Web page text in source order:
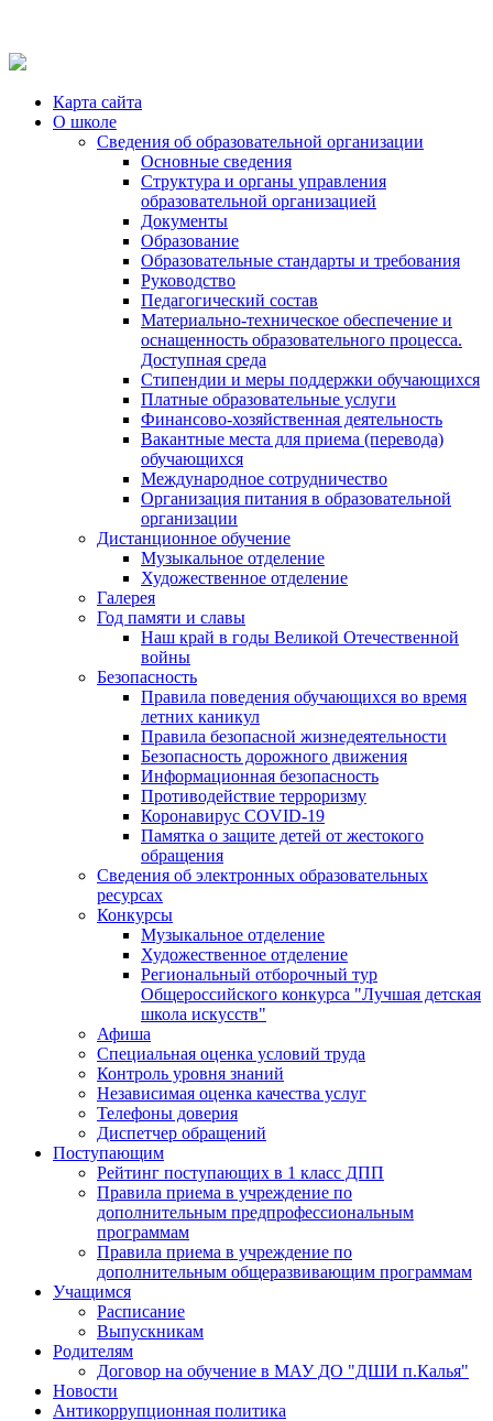
Карта сайта
О школе
Сведения об образовательной организации
Основные сведения
Структура и органы управления
образовательной организацией
Документы
Образование
Образовательные стандарты и требования
Руководство
Педагогический состав
Материально-техническое обеспечение и
оснащенность образовательного процесса.
Доступная среда
Стипендии и меры поддержки обучающихся
Платные образовательные услуги
Финансово-хозяйственная деятельность
Вакантные места для приема (перевода)
обучающихся
Международное сотрудничество
Организация питания в образовательной
организации
Дистанционное обучение
Музыкальное отделение
Художественное отделение
Галерея
Год памяти и славы
Наш край в годы Великой Отечественной
войны
Безопасность
Правила поведения обучающихся во время
летних каникул
Правила безопасной жизнедеятельности
Безопасность дорожного движения
Информационная безопасность
Противодействие терроризму
Коронавирус COVID-19
Памятка о защите детей от жестокого
обращения
Сведения об электронных образовательных
ресурсах
Конкурсы
Музыкальное отделение
Художественное отделение
Региональный отборочный тур
Общероссийского конкурса "Лучшая детская
школа искусств"
Афиша
Специальная оценка условий труда
Контроль уровня знаний
Независимая оценка качества услуг
Телефоны доверия
Диспетчер обращений
Поступающим
Рейтинг поступающих в 1 класс ДПП
Правила приема в учреждение по
дополнительным предпрофессиональным
программам
Правила приема в учреждение по
дополнительным общеразвивающим программам
Учащимся
Расписание
Выпускникам
Родителям
Договор на обучение в МАУ ДО "ДШИ п.Калья"
Новости
Антикоррупционная политика